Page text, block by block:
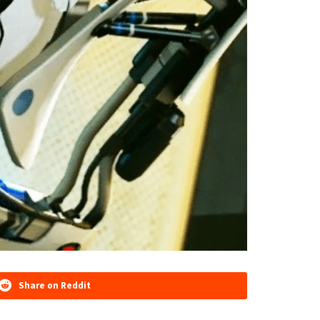
Share on Reddit